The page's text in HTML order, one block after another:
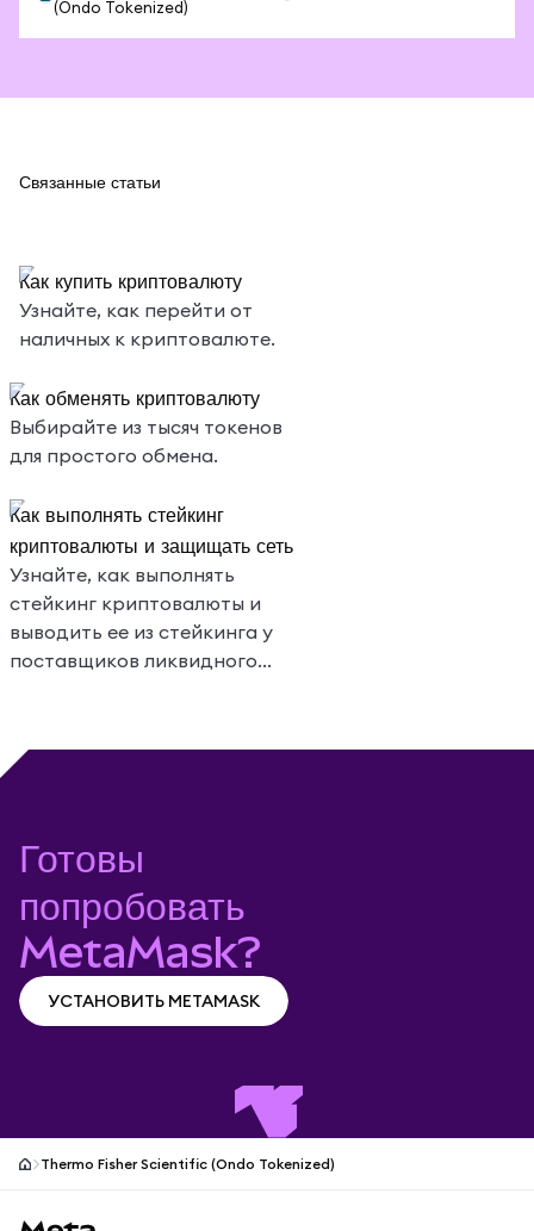
(Ondo Tokenized)
Связанные статьи
Как купить криптовалюту
Узнайте, как перейти от
наличных к криптовалюте.
Как обменять криптовалюту
Выбирайте из тысяч токенов
для простого обмена.
Как выполнять стейкинг
криптовалюты и защищать сеть
Узнайте, как выполнять
стейкинг криптовалюты и
выводить ее из стейкинга у
поставщиков ликвидного
Готовы
попробовать
MetaMask?
УСТАНОВИТЬ METAMASK
Thermo Fisher Scientific (Ondo Tokenized)